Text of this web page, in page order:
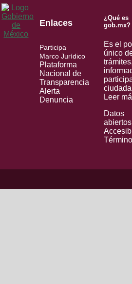
Enlaces
Participa
Marco Jurídico
Plataforma
Nacional de
Transparencia
Alerta
Denuncia
¿Qué es
gob.mx?
Es el
único
trámites,
Leer
Datos
abiertos